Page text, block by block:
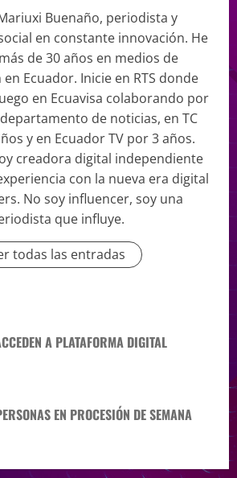
Buenaño, periodista y
en constante innovación. He
de 30 años en medios de
Ecuador. Inicie en RTS donde
en Ecuavisa colaborando por
de noticias, en TC
y en Ecuador TV por 3 años.
creadora digital independiente
con la nueva era digital
No soy influencer, soy una
que influye.
todas las entradas
A PLATAFORMA DIGITAL
EN PROCESIÓN DE SEMANA